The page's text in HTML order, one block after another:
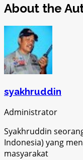
About the
syakhruddin
Administrator
Syakhruddin
Indonesia) yang
masyarakat